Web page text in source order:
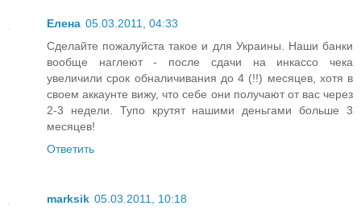
Елена 05.03.2011, 04:33
Сделайте пожалуйста такое и для Украины. Наши банки
вообще наглеют - после сдачи на инкассо чека
увеличили срок обналичивания до 4 (!!) месяцев, хотя в
своем аккаунте вижу, что себе они получают от вас через
2-3 недели. Тупо крутят нашими деньгами больше 3
месяцев!
Ответить
marksik 05.03.2011, 10:18